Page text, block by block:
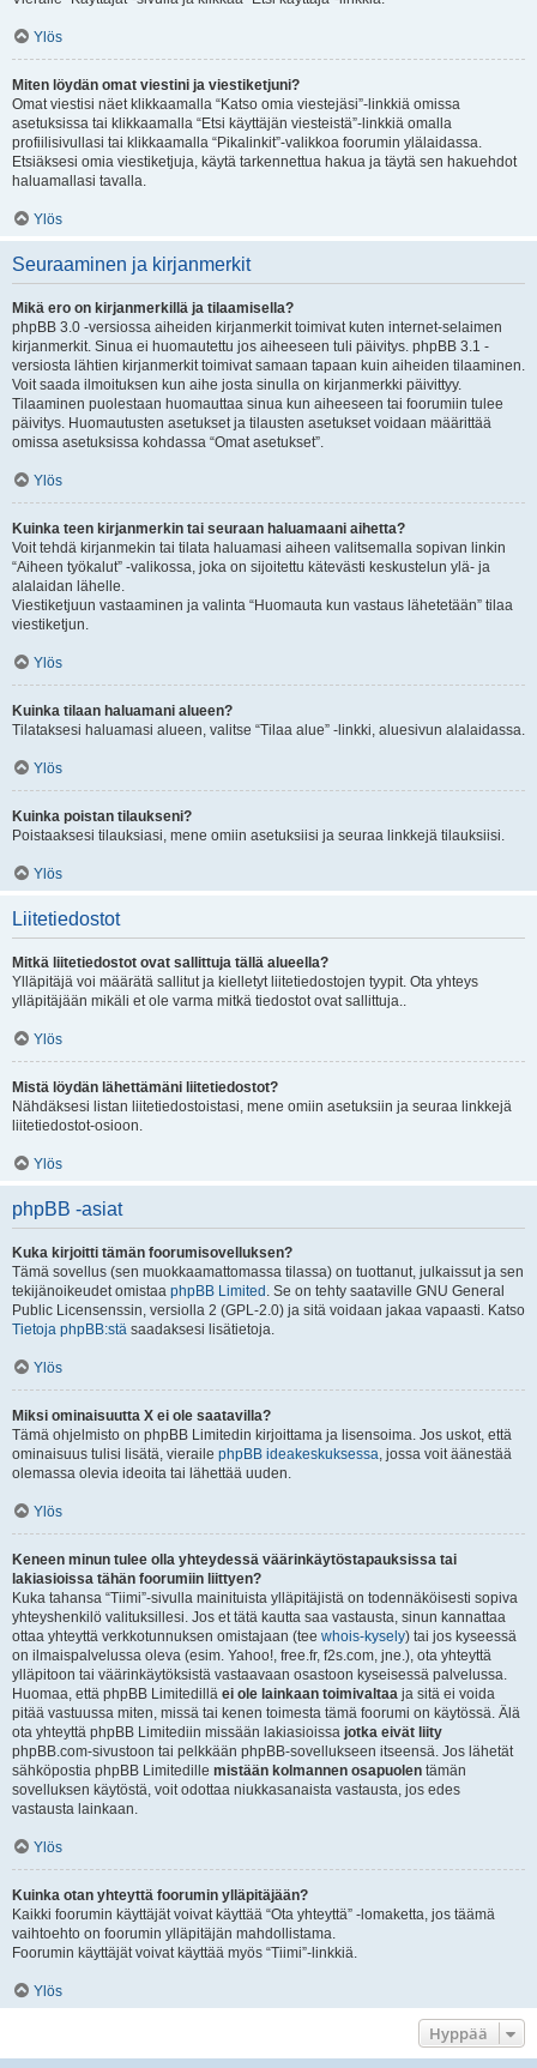
Ylös
Miten löydän omat viestini ja viestiketjuni?
Omat viestisi näet klikkaamalla “Katso omia viestejäsi”-linkkiä omissa
asetuksissa tai klikkaamalla “Etsi käyttäjän viesteistä”-linkkiä omalla
profiilisivullasi tai klikkaamalla “Pikalinkit”-valikkoa foorumin ylälaidassa.
Etsiäksesi omia viestiketjuja, käytä tarkennettua hakua ja täytä sen hakuehdot
haluamallasi tavalla.
Ylös
Seuraaminen ja kirjanmerkit
Mikä ero on kirjanmerkillä ja tilaamisella?
phpBB 3.0 -versiossa aiheiden kirjanmerkit toimivat kuten internet-selaimen
kirjanmerkit. Sinua ei huomautettu jos aiheeseen tuli päivitys. phpBB 3.1 -
versiosta lähtien kirjanmerkit toimivat samaan tapaan kuin aiheiden tilaaminen.
Voit saada ilmoituksen kun aihe josta sinulla on kirjanmerkki päivittyy.
Tilaaminen puolestaan huomauttaa sinua kun aiheeseen tai foorumiin tulee
päivitys. Huomautusten asetukset ja tilausten asetukset voidaan määrittää
omissa asetuksissa kohdassa “Omat asetukset”.
Ylös
Kuinka teen kirjanmerkin tai seuraan haluamaani aihetta?
Voit tehdä kirjanmekin tai tilata haluamasi aiheen valitsemalla sopivan linkin
“Aiheen työkalut” -valikossa, joka on sijoitettu kätevästi keskustelun ylä- ja
alalaidan lähelle.
Viestiketjuun vastaaminen ja valinta “Huomauta kun vastaus lähetetään” tilaa
viestiketjun.
Ylös
Kuinka tilaan haluamani alueen?
Tilataksesi haluamasi alueen, valitse “Tilaa alue” -linkki, aluesivun alalaidassa.
Ylös
Kuinka poistan tilaukseni?
Poistaaksesi tilauksiasi, mene omiin asetuksiisi ja seuraa linkkejä tilauksiisi.
Ylös
Liitetiedostot
Mitkä liitetiedostot ovat sallittuja tällä alueella?
Ylläpitäjä voi määrätä sallitut ja kielletyt liitetiedostojen tyypit. Ota yhteys
ylläpitäjään mikäli et ole varma mitkä tiedostot ovat sallittuja..
Ylös
Mistä löydän lähettämäni liitetiedostot?
Nähdäksesi listan liitetiedostoistasi, mene omiin asetuksiin ja seuraa linkkejä
liitetiedostot-osioon.
Ylös
phpBB -asiat
Kuka kirjoitti tämän foorumisovelluksen?
Tämä sovellus (sen muokkaamattomassa tilassa) on tuottanut, julkaissut ja sen
tekijänoikeudet omistaa phpBB Limited . Se on tehty saataville GNU General
Public Licensenssin, versiolla 2 (GPL-2.0) ja sitä voidaan jakaa vapaasti. Katso
Tietoja phpBB:stä saadaksesi lisätietoja.
Ylös
Miksi ominaisuutta X ei ole saatavilla?
Tämä ohjelmisto on phpBB Limitedin kirjoittama ja lisensoima. Jos uskot, että
ominaisuus tulisi lisätä, vieraile phpBB ideakeskuksessa, jossa voit äänestää
olemassa olevia ideoita tai lähettää uuden.
Ylös
Keneen minun tulee olla yhteydessä väärinkäytöstapauksissa tai
lakiasioissa tähän foorumiin liittyen?
Kuka tahansa “Tiimi”-sivulla mainituista ylläpitäjistä on todennäköisesti sopiva
yhteyshenkilö valituksillesi. Jos et tätä kautta saa vastausta, sinun kannattaa
ottaa yhteyttä verkkotunnuksen omistajaan (tee whois-kysely) tai jos kyseessä
on ilmaispalvelussa oleva (esim. Yahoo!, free.fr, f2s.com, jne.), ota yhteyttä
ylläpitoon tai väärinkäytöksistä vastaavaan osastoon kyseisessä palvelussa.
Huomaa, että phpBB Limitedillä ei ole lainkaan toimivaltaa ja sitä ei voida
pitää vastuussa miten, missä tai kenen toimesta tämä foorumi on käytössä. Älä
ota yhteyttä phpBB Limitediin missään lakiasioissa jotka eivät liity
phpBB.com-sivustoon tai pelkkään phpBB-sovellukseen itseensä. Jos lähetät
sähköpostia phpBB Limitedille mistään kolmannen osapuolen tämän
sovelluksen käytöstä, voit odottaa niukkasanaista vastausta, jos edes
vastausta lainkaan.
Ylös
Kuinka otan yhteyttä foorumin ylläpitäjään?
Kaikki foorumin käyttäjät voivat käyttää “Ota yhteyttä” -lomaketta, jos täämä
vaihtoehto on foorumin ylläpitäjän mahdollistama.
Foorumin käyttäjät voivat käyttää myös “Tiimi”-linkkiä.
Ylös
Hyppää